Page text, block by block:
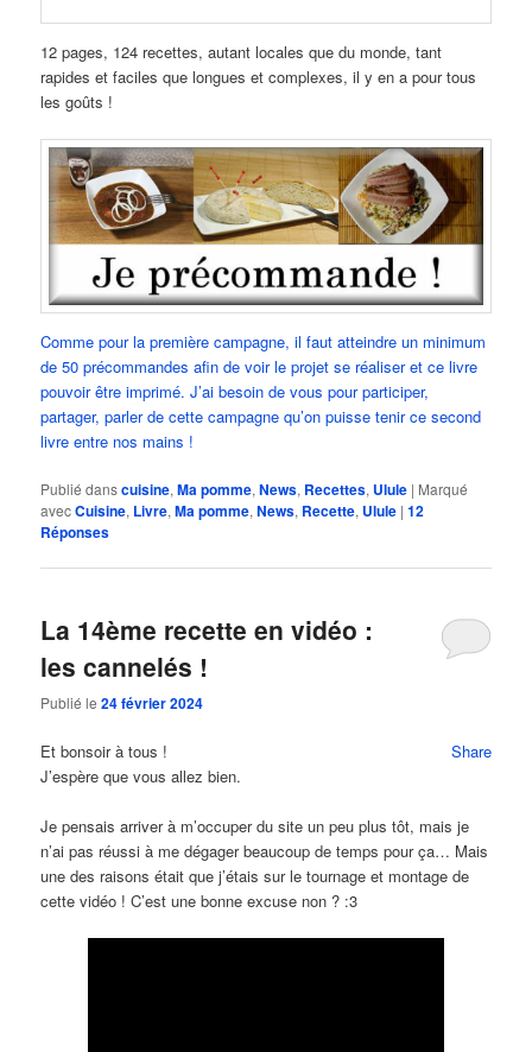
12 pages, 124 recettes, autant locales que du monde, tant
rapides et faciles que longues et complexes, il y en a pour tous
les goûts !
Comme pour la première campagne, il faut atteindre un minimum
de 50 précommandes afin de voir le projet se réaliser et ce livre
pouvoir être imprimé. J’ai besoin de vous pour participer,
partager, parler de cette campagne qu’on puisse tenir ce second
livre entre nos mains !
Publié danscuisine,Ma pomme,News, Recettes, Ulule | Marqué
avecCuisine, Livre,Ma pomme,News, Recette, Ulule |12
Réponses
La 14ème recette en vidéo :
les cannelés !
Publié le24 février 2024
Share
Et bonsoir à tous !
J’espère que vous allez bien.
Je pensais arriver à m’occuper du site un peu plus tôt, mais je
n’ai pas réussi à me dégager beaucoup de temps pour ça… Mais
une des raisons était que j’étais sur le tournage et montage de
cette vidéo ! C’est une bonne excuse non ? :3